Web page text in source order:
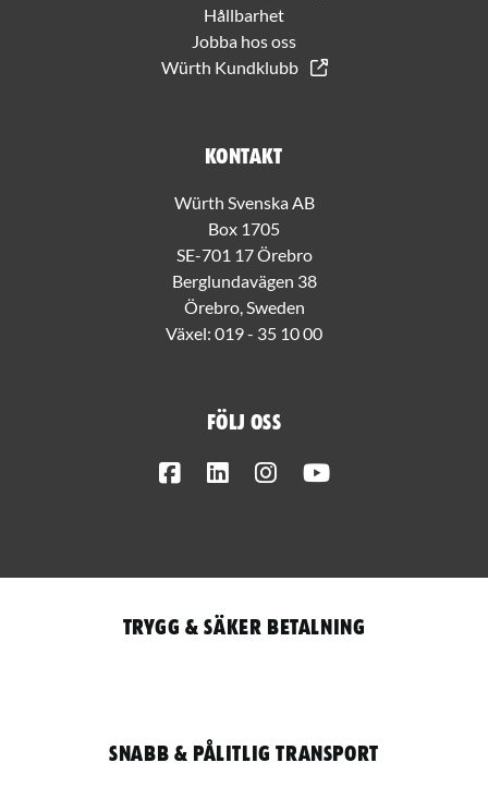
Hållbarhet
Jobba hos oss
Würth Kundklubb
Kontakt
Würth Svenska AB
Box 1705
SE-701 17 Örebro
Berglundavägen 38
Örebro, Sweden
Växel: 019 - 35 10 00
Följ oss
FacebookLinkedInInstagram
Trygg & säker betalning
Snabb & pålitlig transport